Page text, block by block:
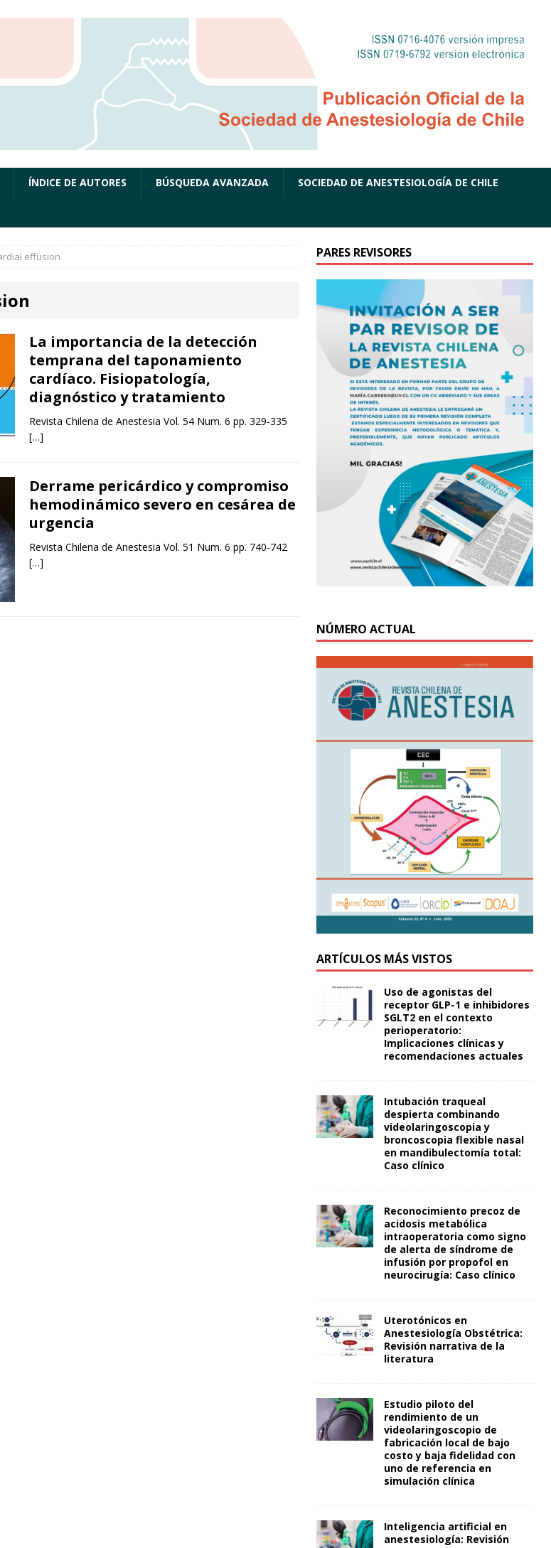
ÍNDICE DE AUTORES BÚSQUEDA AVANZADA SOCIEDAD DE ANESTESIOLOGÍA DE CHILE
effusion
La importancia de la detección
temprana del taponamiento
cardíaco. Fisiopatología,
diagnóstico y tratamiento
Revista Chilena de Anestesia Vol. 54 Num. 6 pp. 329-335
[…]
Derrame pericárdico y compromiso
hemodinámico severo en cesárea de
urgencia
Revista Chilena de Anestesia Vol. 51 Num. 6 pp. 740-742
[…]
PARES REVISORES
NÚMERO ACTUAL
ARTÍCULOS MÁS VISTOS
Uso de agonistas del
receptor GLP-1 e inhibidores
SGLT2 en el contexto
perioperatorio:
Implicaciones clínicas y
recomendaciones actuales
Intubación traqueal
despierta combinando
videolaringoscopia y
broncoscopia flexible nasal
en mandibulectomía total:
Caso clínico
Reconocimiento precoz de
acidosis metabólica
intraoperatoria como signo
de alerta de síndrome de
infusión por propofol en
neurocirugía: Caso clínico
Uterotónicos en
Anestesiología Obstétrica:
Revisión narrativa de la
literatura
Estudio piloto del
rendimiento de un
videolaringoscopio de
fabricación local de bajo
costo y baja fidelidad con
uno de referencia en
simulación clínica
Inteligencia artificial en
anestesiología: Revisión